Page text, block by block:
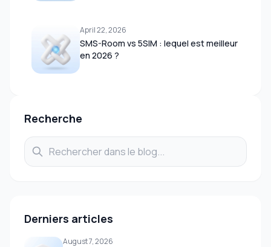
April 22, 2026
SMS-Room vs 5SIM : lequel est meilleur
en 2026 ?
Recherche
Derniers articles
August 7, 2026